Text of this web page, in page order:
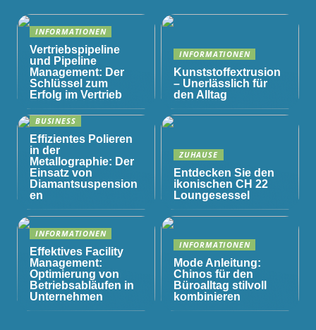
INFORMATIONEN
Vertriebspipeline
und Pipeline
Management: Der
Schlüssel zum
Erfolg im Vertrieb
INFORMATIONEN
Kunststoffextrusion
– Unerlässlich für
den Alltag
BUSINESS
Effizientes Polieren
in der
Metallographie: Der
Einsatz von
Diamantsuspension
en
ZUHAUSE
Entdecken Sie den
ikonischen CH 22
Loungesessel
INFORMATIONEN
Effektives Facility
Management:
Optimierung von
Betriebsabläufen in
Unternehmen
INFORMATIONEN
Mode Anleitung:
Chinos für den
Büroalltag stilvoll
kombinieren